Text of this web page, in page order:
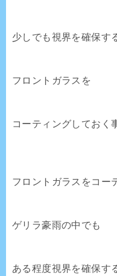
少しでも視界を確保す
フロントガラスを
コーティングしておく
フロントガラスをコー
ゲリラ豪雨の中でも
ある程度視界を確保す